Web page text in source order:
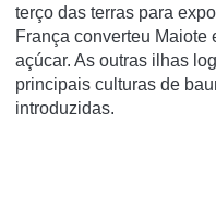
terço das terras para
França converteu
açúcar. As outras ilhas
principais culturas de
introduzidas.